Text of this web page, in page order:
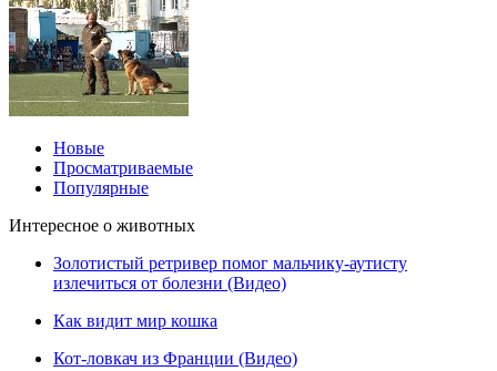
Новые
Просматриваемые
Популярные
Интересное о животных
Золотистый ретривер помог мальчику-аутисту
излечиться от болезни (Видео)
Как видит мир кошка
Кот-ловкач из Франции (Видео)